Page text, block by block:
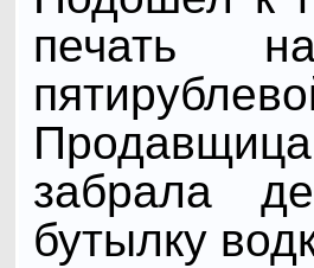
печать
забрала
бутылку